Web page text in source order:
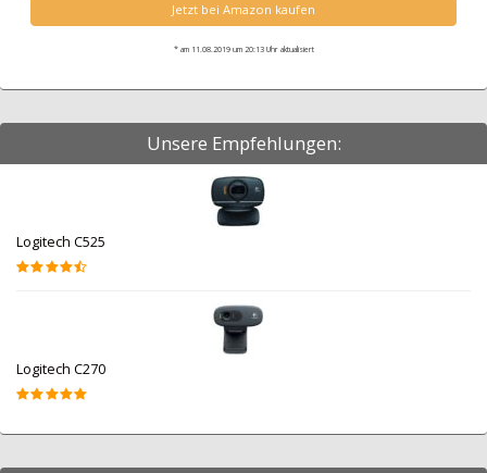
Jetzt bei Amazon kaufen
* am 11.08.2019 um 20:13 Uhr aktualisiert
Unsere Empfehlungen:
Logitech C525
Logitech C270